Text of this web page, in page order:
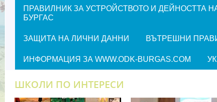
ПРАВИЛНИК ЗА УСТРОЙСТВОТО И ДЕЙНОСТТА
БУРГАС
ЗАЩИТА НА ЛИЧНИ ДАННИ ВЪТРЕШНИ
ИНФОРМАЦИЯ ЗА WWW.ODK-BURGAS.COM
ШКОЛИ ПО ИНТЕРЕСИ